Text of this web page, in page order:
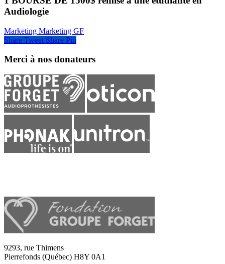
Audiologie
Marketing Marketing GF
Share Tweet Share Pin
Merci à nos donateurs
9293, rue Thimens
Pierrefonds (Québec) H8Y 0A1